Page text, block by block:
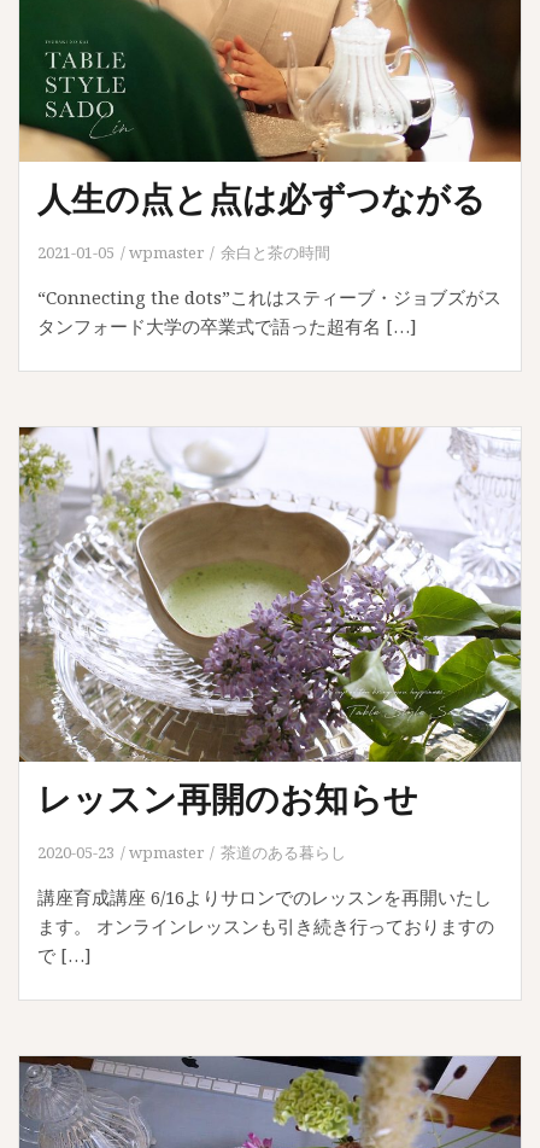
人生の点と点は必ずつながる
2021-01-05 wpmaster 余白と茶の時間
“Connecting the dots”これはスティーブ・ジョブズがス
タンフォード大学の卒業式で語った超有名 […]
レッスン再開のお知らせ
2020-05-23 wpmaster 茶道のある暮らし
講座育成講座 6/16よりサロンでのレッスンを再開いたし
ます。 オンラインレッスンも引き続き行っておりますの
で […]